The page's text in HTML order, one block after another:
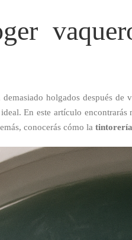
holgados después de
En este artículo
conocerás cómo la tintorería